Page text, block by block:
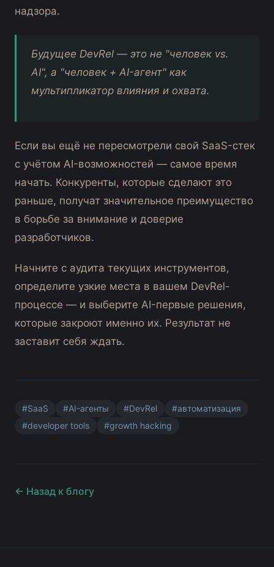
надзора.
Будущее DevRel — это не "человек vs.
AI", а "человек + AI-агент" как
мультипликатор влияния и охвата.
Если вы ещё не пересмотрели свой SaaS-стек
с учётом AI-возможностей — самое время
начать. Конкуренты, которые сделают это
раньше, получат значительное преимущество
в борьбе за внимание и доверие
разработчиков.
Начните с аудита текущих инструментов,
определите узкие места в вашем DevRel-
процессе — и выберите AI-первые решения,
которые закроют именно их. Результат не
заставит себя ждать.
#SaaS #AI-агенты #DevRel #автоматизация
#developer tools #growth hacking
← Назад к блогу